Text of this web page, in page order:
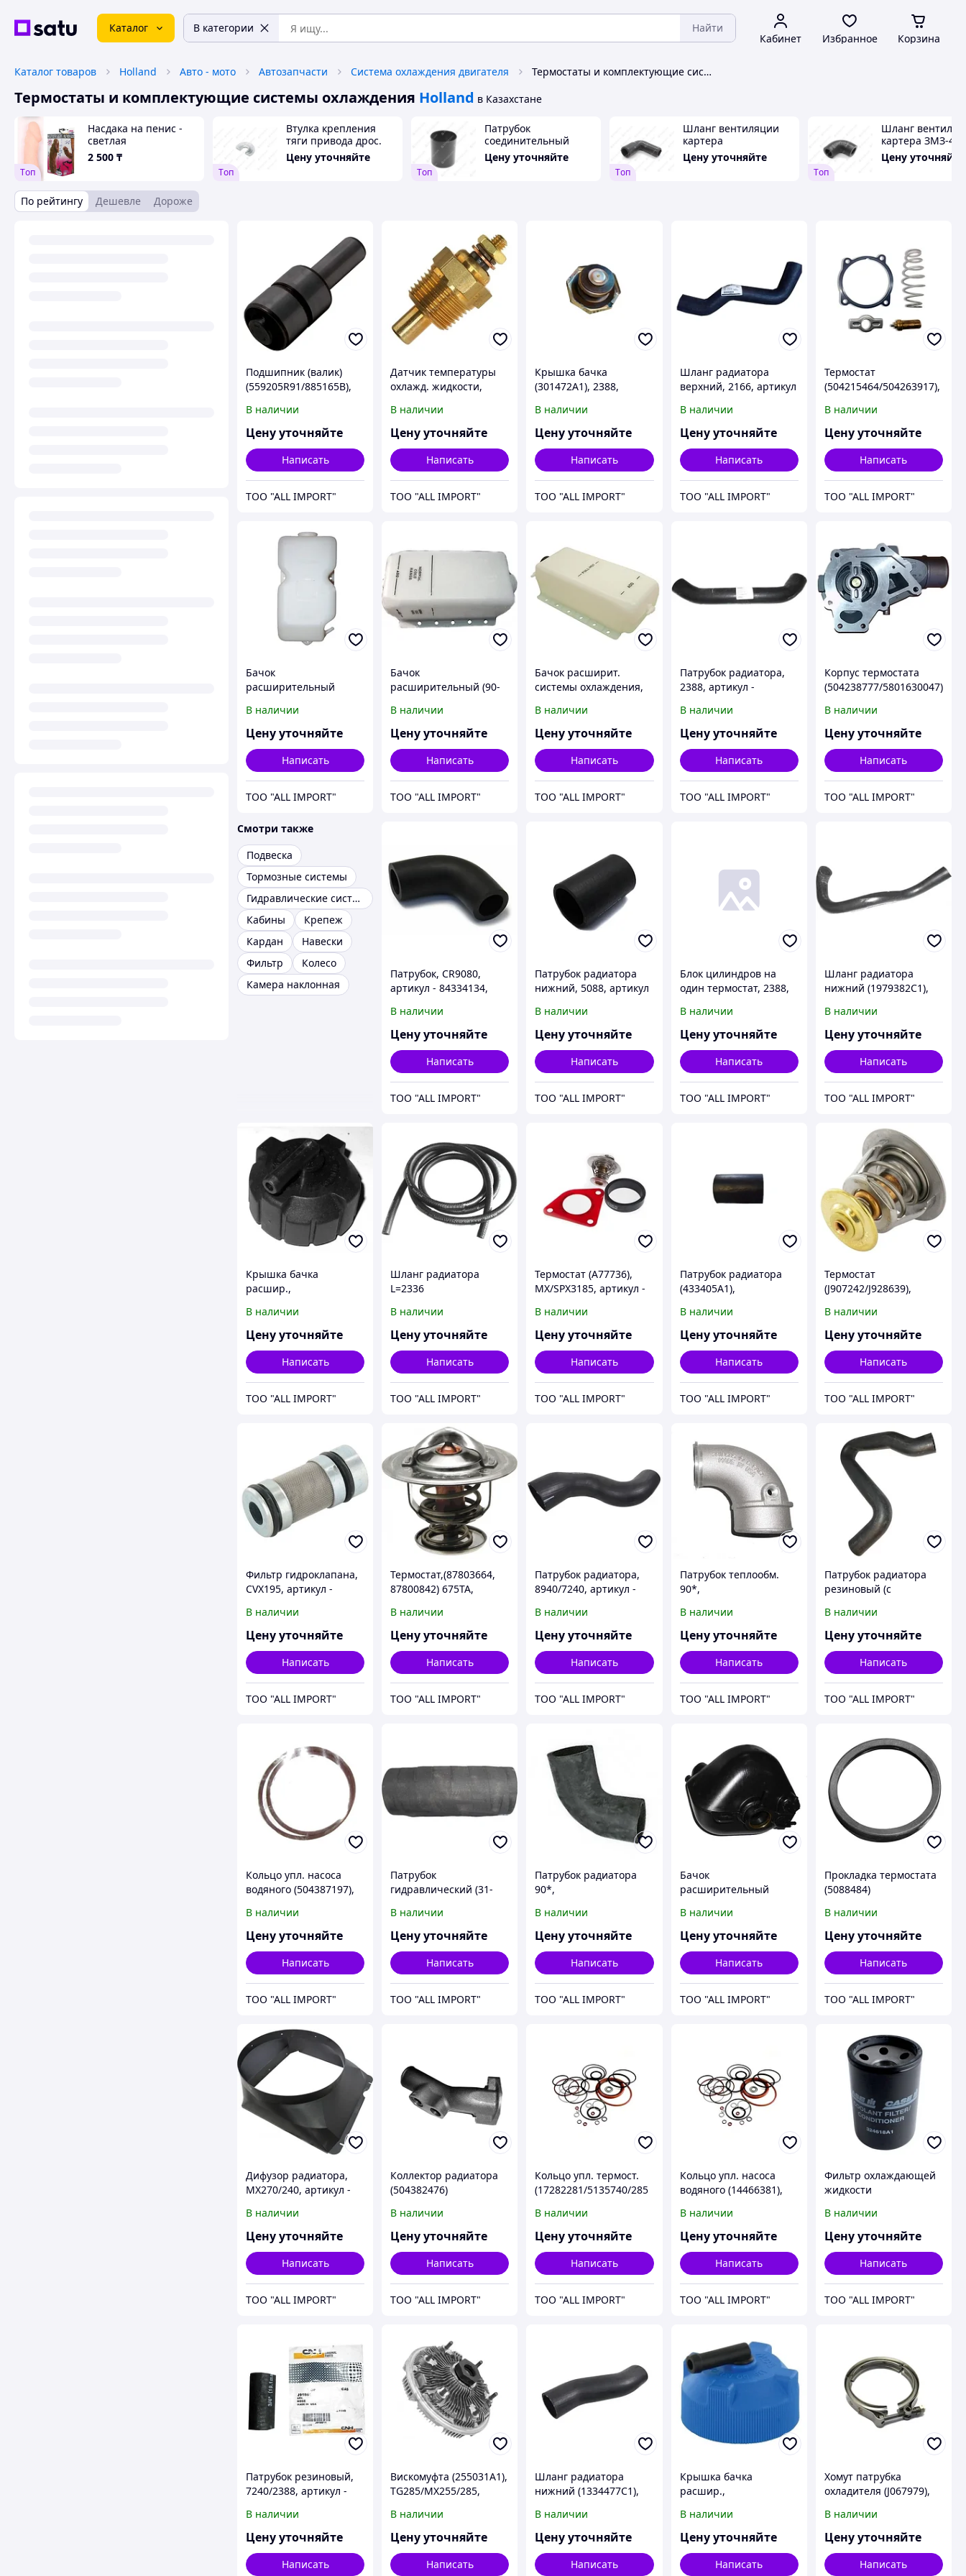
Каталог В категории Найти
Кабинет Избранное Корзина
Каталог товаров Holland Авто - мото Автозапчасти Система охлаждения двигателя Термостаты и комплектующие системы охлаждения Holland
Термостаты и комплектующие системы охлаждения Holland в Казахстане
Tоп
Насдака на пенис -
светлая
2 500 ₸
Tоп
Втулка крепления
тяги привода дрос.
заслонки УАЗ
3160,3162, Патриот
Цену уточняйте
Tоп
Патрубок
соединительный
(металл)
Цену уточняйте
Tоп
Шланг вентиляции
картера
ЗМЗ-40524,40525
Цену уточняйте
Tоп
Шланг
картера ЗМЗ-
ЕВРО-4
Цену уточняйте
По рейтингу Дешевле Дороже
Подшипник (валик)
(559205R91/885165B),
[30x83], артикул -
86976596, CNH
В наличии
Цену уточняйте
Написать
TOO "ALL IMPORT"
Датчик температуры
охлажд. жидкости,
121756C2, CNH
В наличии
Цену уточняйте
Написать
TOO "ALL IMPORT"
Крышка бачка
(301472A1), 2388,
CNH
В наличии
Цену уточняйте
Написать
TOO "ALL IMPORT"
Шланг радиатора
верхний, 2166, артикул
В наличии
Цену уточняйте
Написать
TOO "ALL IMPORT"
Термостат
(504215464/504263917),
F3AE0684/F3BE0684),
артикул - 504071087,
В наличии
Цену уточняйте
Написать
TOO "ALL IMPORT"
Бачок
расширительный
артикул - 437703C3,
CNH
В наличии
Цену уточняйте
Написать
TOO "ALL IMPORT"
Бачок
расширительный (90-
87481454, CNH
В наличии
Цену уточняйте
Написать
TOO "ALL IMPORT"
Бачок расширит.
системы охлаждения,
251245A1, CNH
В наличии
Цену уточняйте
Написать
TOO "ALL IMPORT"
Патрубок радиатора,
2388, артикул -
В наличии
Цену уточняйте
Написать
TOO "ALL IMPORT"
Корпус термостата
(504238777/5801630047)
5802055310, CNH
В наличии
Цену уточняйте
Написать
TOO "ALL IMPORT"
Смотри также
Подвеска
Тормозные системы
Гидравлические системы
Кабины
Крепеж
Кардан
Навески
Фильтр
Колесо
Камера наклонная
Патрубок, CR9080,
артикул - 84334134,
В наличии
Цену уточняйте
Написать
TOO "ALL IMPORT"
Патрубок радиатора
нижний, 5088, артикул
В наличии
Цену уточняйте
Написать
TOO "ALL IMPORT"
Блок цилиндров на
один термостат, 2388,
CNH
В наличии
Цену уточняйте
Написать
TOO "ALL IMPORT"
Шланг радиатора
нижний (1979382С1),
1979382C2, CNH
В наличии
Цену уточняйте
Написать
TOO "ALL IMPORT"
Крышка бачка
расшир.,
артикул - 84072957 (не
поставл.), CNH
В наличии
Цену уточняйте
Написать
TOO "ALL IMPORT"
Шланг радиатора
L=2336
8950, артикул -
L126767, CNH
В наличии
Цену уточняйте
Написать
TOO "ALL IMPORT"
Термостат (A77736),
MX/SPX3185, артикул -
В наличии
Цену уточняйте
Написать
TOO "ALL IMPORT"
Патрубок радиатора
(433405A1),
артикул - 90328233,
CNH
В наличии
Цену уточняйте
Написать
TOO "ALL IMPORT"
Термостат
(J907242/J928639),
артикул - 47626493,
CNH
В наличии
Цену уточняйте
Написать
TOO "ALL IMPORT"
Фильтр гидроклапана,
CVX195, артикул -
В наличии
Цену уточняйте
Написать
TOO "ALL IMPORT"
Термостат,(87803664,
87800842) 675TA,
S.40087, CNH
В наличии
Цену уточняйте
Написать
TOO "ALL IMPORT"
Патрубок радиатора,
8940/7240, артикул -
В наличии
Цену уточняйте
Написать
TOO "ALL IMPORT"
Патрубок теплообм.
90*,
артикул - J918685, CNH
В наличии
Цену уточняйте
Написать
TOO "ALL IMPORT"
Патрубок радиатора
резиновый (с
(87733724/87617607),
Mag.310/335, артикул -
84246483, CNH
В наличии
Цену уточняйте
Написать
TOO "ALL IMPORT"
Кольцо упл. насоса
водяного (504387197),
артикул - 17292881,
CNH
В наличии
Цену уточняйте
Написать
TOO "ALL IMPORT"
Патрубок
гидравлический (31-
435454A1, CNH
В наличии
Цену уточняйте
Написать
TOO "ALL IMPORT"
Патрубок радиатора
90*,
40, артикул - 87381277,
CNH
В наличии
Цену уточняйте
Написать
TOO "ALL IMPORT"
Бачок
расширительный
T8040/MX255/310/335,
артикул - 87413715,
В наличии
Цену уточняйте
Написать
TOO "ALL IMPORT"
Прокладка термостата
(5088484)
- 4823212, CNH
В наличии
Цену уточняйте
Написать
TOO "ALL IMPORT"
Дифузор радиатора,
MX270/240, артикул -
В наличии
Цену уточняйте
Написать
TOO "ALL IMPORT"
Коллектор радиатора
(504382476)
артикул - 5802939754,
CNH
В наличии
Цену уточняйте
Написать
TOO "ALL IMPORT"
Кольцо упл. термост.
(17282281/5135740/285
14457780, CNH
В наличии
Цену уточняйте
Написать
TOO "ALL IMPORT"
Кольцо упл. насоса
водяного (14466381),
артикул - 17291781,
CNH
В наличии
Цену уточняйте
Написать
TOO "ALL IMPORT"
Фильтр охлаждающей
жидкости
STX500/TJ375/T9060,
[WF2126], артикул -
84477273, CNH
В наличии
Цену уточняйте
Написать
TOO "ALL IMPORT"
Патрубок резиновый,
7240/2388, артикул -
В наличии
Цену уточняйте
Написать
Вискомуфта (255031A1),
TG285/MX255/285,
CNH
В наличии
Цену уточняйте
Написать
Шланг радиатора
нижний (1334477C1),
252305A1, CNH
В наличии
Цену уточняйте
Написать
Крышка бачка
расшир.,
артикул - 84172565,
CNH
В наличии
Цену уточняйте
Написать
Хомут патрубка
охладителя (J067979),
артикул - 87434593,
CNH
В наличии
Цену уточняйте
Написать